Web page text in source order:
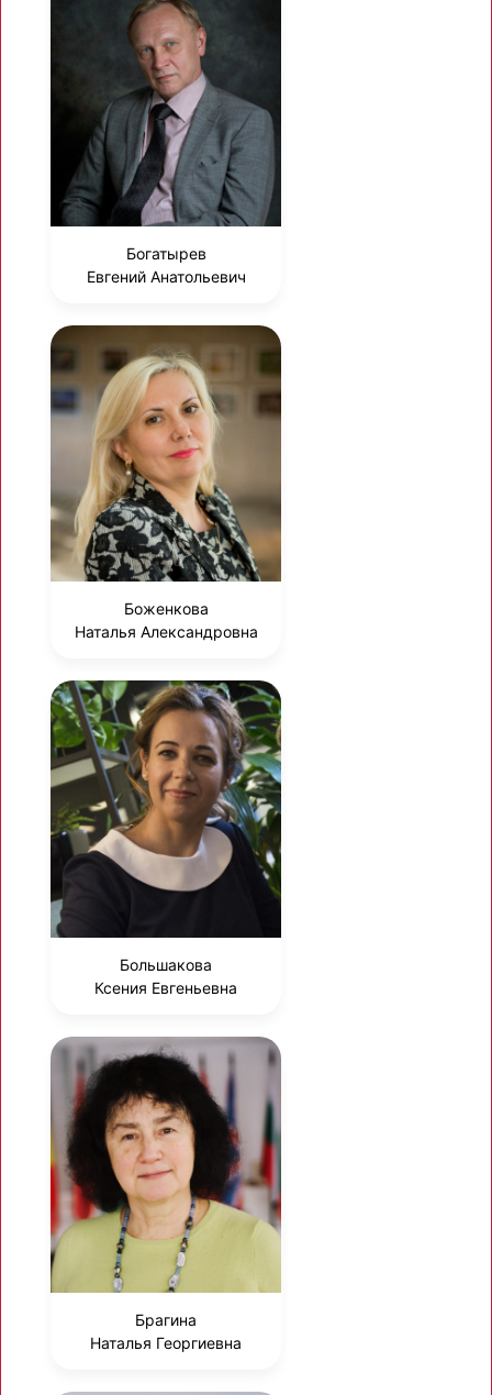
Богатырев
Евгений Анатольевич
Боженкова
Наталья Александровна
Большакова
Ксения Евгеньевна
Брагина
Наталья Георгиевна